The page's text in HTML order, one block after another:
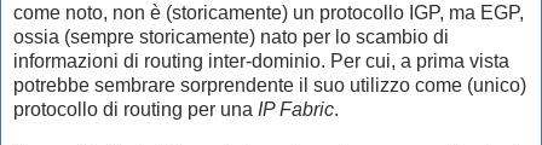
come noto, non è (storicamente) un protocollo IGP, ma EGP,
ossia (sempre storicamente) nato per lo scambio di
informazioni di routing inter-dominio. Per cui, a prima vista
potrebbe sembrare sorprendente il suo utilizzo come (unico)
protocollo di routing per una IP Fabric.